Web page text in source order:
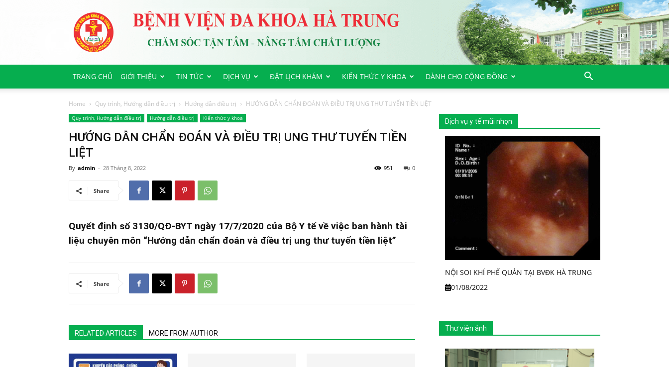
Bệnh
viện
Đa
Khoa
Trung
TRANG CHỦ
GIỚI THIỆU TIN TỨC DỊCH VỤ ĐẶT LỊCH KHÁM KIẾN THỨC Y KHOA DÀNH CHO CỘNG ĐỒNG
Home Quy trình, Hướng dẫn điều trị Hướng dẫn điều trị HƯỚNG DẪN CHẨN ĐOÁN VÀ ĐIỀU TRỊ UNG THƯ TUYẾN TIỀN LIỆT
Quy trình, Hướng dẫn điều trị Hướng dẫn điều trị Kiến thức y khoa
HƯỚNG DẪN CHẨN ĐOÁN VÀ ĐIỀU TRỊ UNG THƯ TUYẾN TIỀN
LIỆT
By admin - 28 Tháng 8, 2022 0
951
Share
Quyết định số 3130/QĐ-BYT ngày 17/7/2020 của Bộ Y tế về việc ban hành tài
liệu chuyên môn “Hướng dẫn chẩn đoán và điều trị ung thư tuyến tiền liệt”
Share
RELATED ARTICLES MORE FROM AUTHOR
Dịch vụ y tế mũi nhọn
NỘI SOI KHÍ PHẾ QUẢN TẠI BVĐK HÀ TRUNG
01/08/2022
Thư viện ảnh